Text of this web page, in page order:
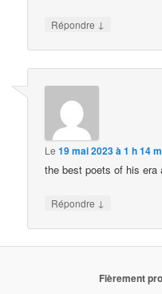
Répondre ↓
Le19 mai 2023 à 1 h 14
the best poets of his era
Répondre ↓
Fièrement